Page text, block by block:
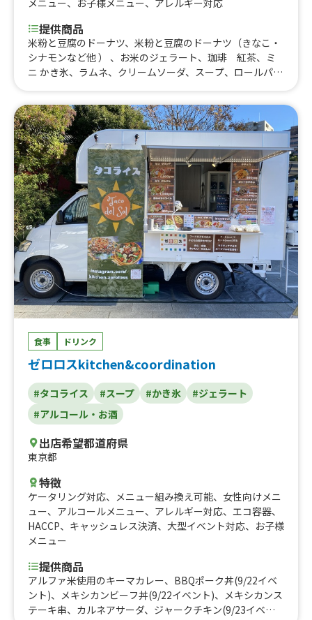
メニュー、 お子様メニュー、 アレルギー対応
提供商品
米粉と豆腐のドーナツ、米粉と豆腐のドーナツ（きなこ・
シナモンなど他 ） 、お米のジェラート、珈琲 紅茶、ミ
ニ かき氷、ラムネ、クリームソーダ、スープ、ロールパン
食事 ドリンク
ゼロロスkitchen&coordination
#タコライス #スープ #かき氷
#ジェラート
#アルコール・お酒
出店希望都道府県
東京都
特徴
ケータリング対応、 メニュー組み換え可能、 女性向けメニ
ュー、 アルコールメニュー、 アレルギー対応、 エコ容器、
HACCP、 キャッシュレス決済、 大型イベント対応、 お子様
メニュー
提供商品
アルファ米使用のキーマカレー、BBQポーク丼(9/22イベ
ント)、メキシカンビーフ丼(9/22イベント)、メキシカンス
テーキ串、カルネアサーダ、ジャークチキン(9/23イベン